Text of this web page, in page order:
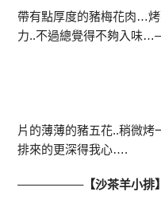
帶有點厚度的豬梅花肉…
力..不過總覺得不夠入
片的薄薄的豬五花..稍微烤
排來的更深得我心….
—————–【沙茶羊小排】